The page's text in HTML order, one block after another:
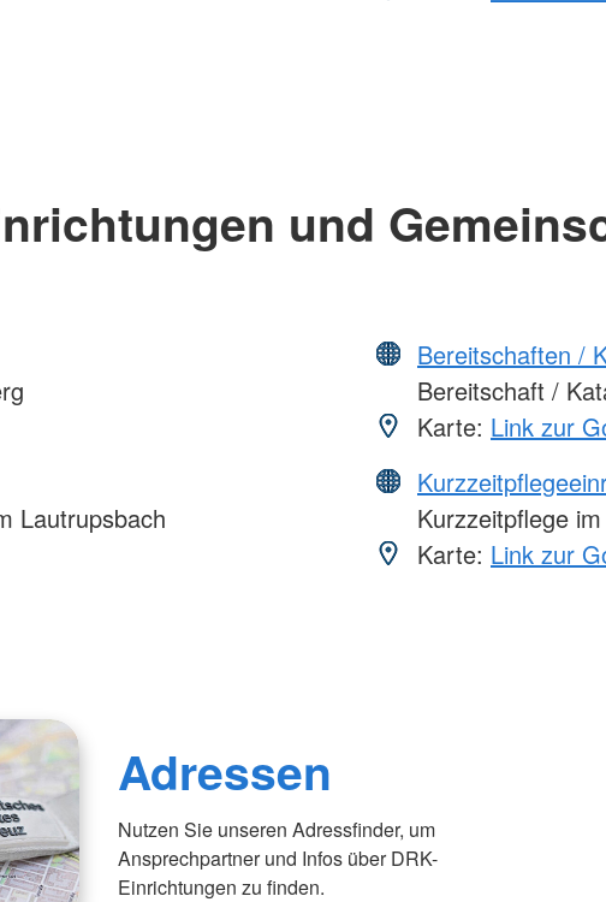
und
Lautrupsbach
Bereitschaften /
Bereitschaft /
Karte: Link zur
Kurzzeitpflege
Karte: Link zur
Adressen
Nutzen Sie unseren Adressfinder, um
Ansprechpartner und Infos über DRK-
Einrichtungen zu finden.